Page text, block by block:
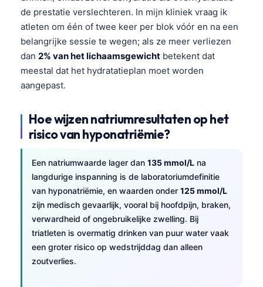
de prestatie verslechteren. In mijn kliniek vraag ik
atleten om één of twee keer per blok vóór en na een
belangrijke sessie te wegen; als ze meer verliezen
dan 2% van het lichaamsgewicht betekent dat
meestal dat het hydratatieplan moet worden
aangepast.
Hoe wijzen natriumresultaten op het
risico van hyponatriëmie?
Een natriumwaarde lager dan 135 mmol/L na
langdurige inspanning is de laboratoriumdefinitie
van hyponatriëmie, en waarden onder 125 mmol/L
zijn medisch gevaarlijk, vooral bij hoofdpijn, braken,
verwardheid of ongebruikelijke zwelling. Bij
triatleten is overmatig drinken van puur water vaak
een groter risico op wedstrijddag dan alleen
zoutverlies.